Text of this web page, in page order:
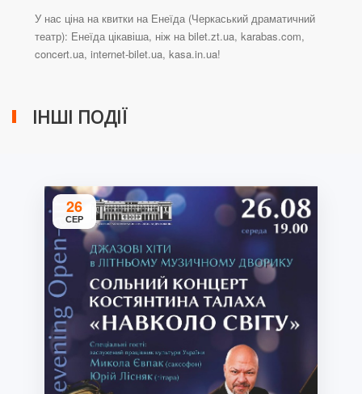
У нас ціна на квитки на Енеїда (Черкаський драматичний
театр): Енеїда цікавіша, ніж на bilet.zt.ua, karabas.com,
concert.ua, internet-bilet.ua, kasa.in.ua!
ІНШІ ПОДІЇ
26
СЕР